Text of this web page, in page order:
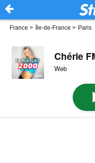
France > Île-de-France > Paris
Chérie
Web